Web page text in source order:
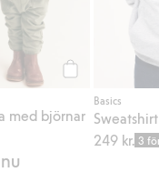
med björnar
Basics
249 kr. 3